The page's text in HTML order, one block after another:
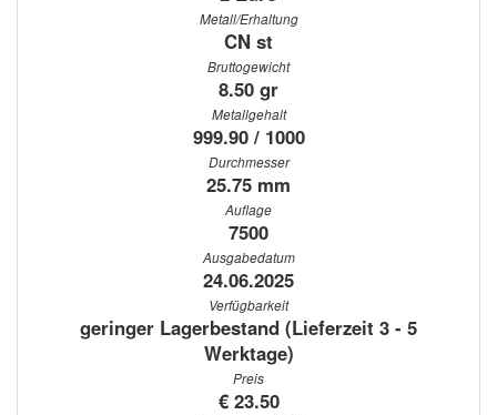
Metall/Erhaltung
CN st
Bruttogewicht
8.50 gr
Metallgehalt
999.90 / 1000
Durchmesser
25.75 mm
Auflage
7500
Ausgabedatum
24.06.2025
Verfügbarkeit
geringer Lagerbestand (Lieferzeit 3 - 5
Werktage)
Preis
€ 23.50